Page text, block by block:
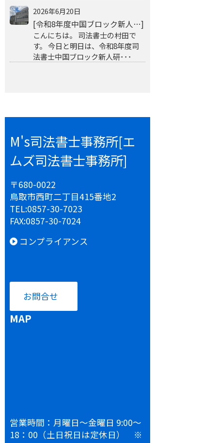
2026年6月20日
[令和8年度中国ブロック新人…]
こんにちは。 司法書士の村田で
す。 今日と明日は、令和8年度司
法書士中国ブロック新人研･･･
M's司法書士事務所[エ
ムズ司法書士事務所]
〒680-0022
鳥取市西町二丁目415番地2
TEL:0857-30-7023
FAX:0857-30-7024
コンプライアンス
お問合せ
MAP
営業時間：月曜日～金曜日 9:00～
18：00（土日祝日は定休日） ※